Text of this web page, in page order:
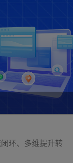
环、多维提升转